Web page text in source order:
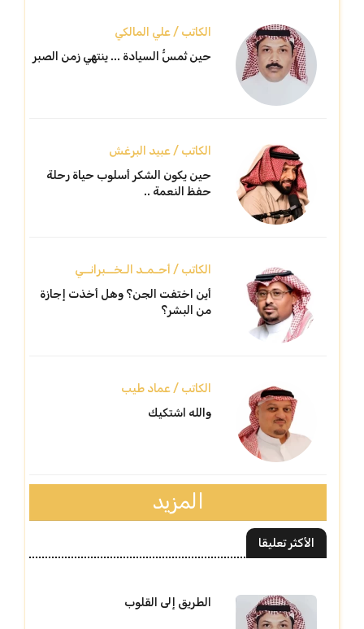
الكاتب / علي المالكي
حين تُمسُّ السيادة ... ينتهي زمن الصبر
الكاتب / عبيد البرغش
حين يكون الشكر أسلوب حياة رحلة
حفظ النعمة ..
الكاتب / أحـمـد الـخــبرانــي
أين اختفت الجن؟ وهل أخذت إجازة
من البشر؟
الكاتب / عماد طيب
والله اشتكيك
المزيد
الأكثر تعليقا
الطريق إلى القلوب